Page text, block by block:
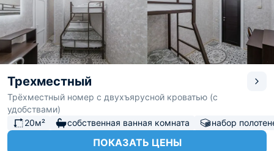
Трехместный
Трёхместный номер с двухъярусной кроватью (с
удобствами)
20м²
собственная ванная комната набор
ПОКАЗАТЬ ЦЕНЫ